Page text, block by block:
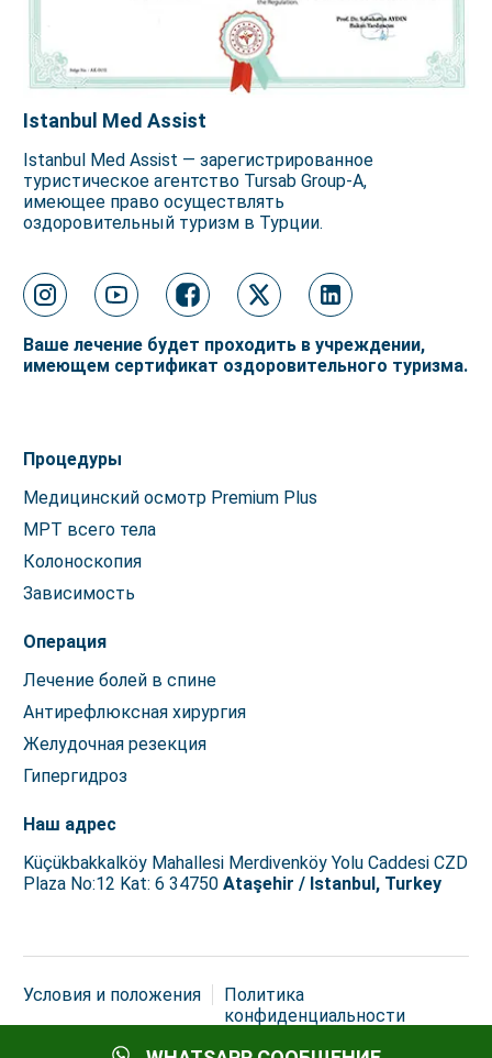
Istanbul Med Assist
Istanbul Med Assist — зарегистрированное
туристическое агентство Tursab Group-A,
имеющее право осуществлять
оздоровительный туризм в Турции.
Ваше лечение будет проходить в учреждении,
имеющем сертификат оздоровительного туризма.
Процедуры
Медицинский осмотр Premium Plus
МРТ всего тела
Колоноскопия
Зависимость
Операция
Лечение болей в спине
Антирефлюксная хирургия
Желудочная резекция
Гипергидроз
Наш адрес
Küçükbakkalköy Mahallesi Merdivenköy Yolu Caddesi CZD
Plaza No:12 Kat: 6 34750 Ataşehir / Istanbul, Turkey
Условия и положения
Политика
конфиденциальности
Авторские права © 2026 Istanbul Med Assist